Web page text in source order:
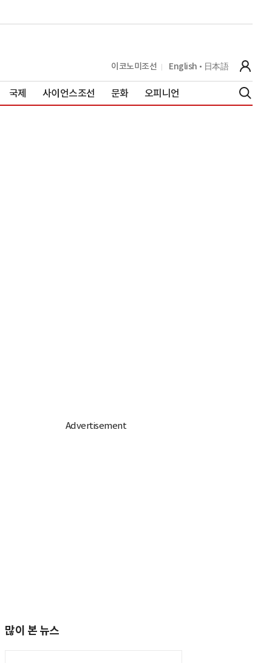
이코노미조선 English 日本語
국제 사이언스조선 문화 오피니언
많이 본 뉴스